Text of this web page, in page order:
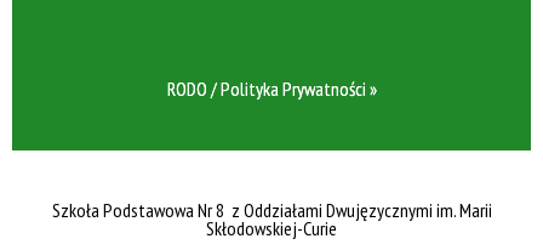
RODO / Polityka Prywatności »
Szkoła Podstawowa Nr 8 z Oddziałami Dwujęzycznymi im. Marii
Skłodowskiej-Curie